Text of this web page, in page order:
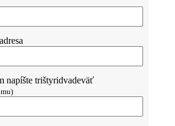
napíšte trištyridvadeväť